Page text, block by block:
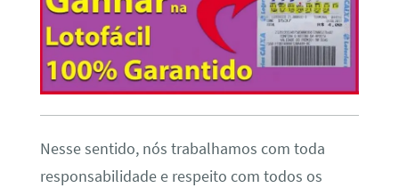
Nesse sentido, nós trabalhamos com toda
responsabilidade e respeito com todos os